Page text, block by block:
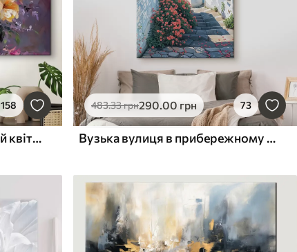
158
яскравий букет, розписаний квітами
483.33грн290.00 грн 73
Вузька вулиця в прибережному місті з білими будинками, червоними черепичними дахами та яскравими рожевими квітами